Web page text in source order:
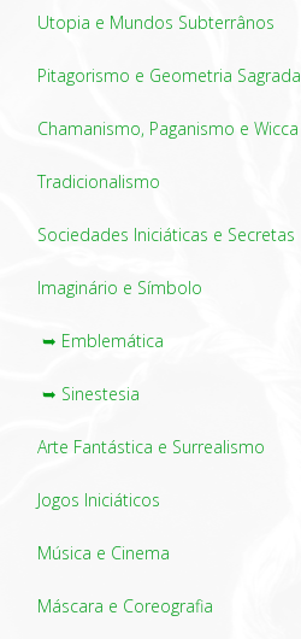
Utopia e Mundos Subterrânos
Pitagorismo e Geometria Sagrada
Chamanismo, Paganismo e Wicca
Tradicionalismo
Sociedades Iniciáticas e Secretas
Imaginário e Símbolo
➥ Emblemática
➥ Sinestesia
Arte Fantástica e Surrealismo
Jogos Iniciáticos
Música e Cinema
Máscara e Coreografia